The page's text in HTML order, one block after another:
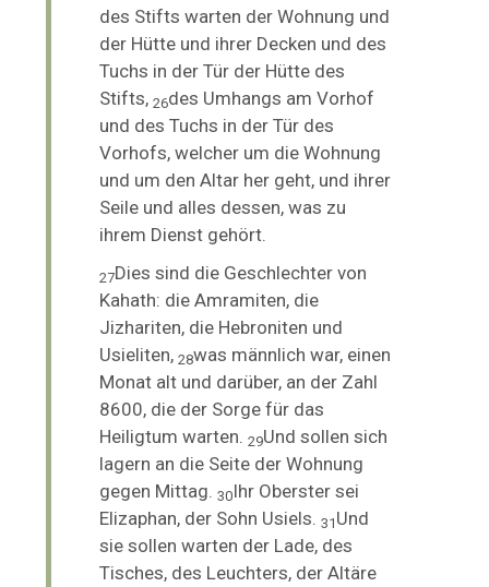
des Stifts warten der Wohnung und
der Hütte und ihrer Decken und des
Tuchs in der Tür der Hütte des
Stifts,26des Umhangs am Vorhof
und des Tuchs in der Tür des
Vorhofs, welcher um die Wohnung
und um den Altar her geht, und ihrer
Seile und alles dessen, was zu
ihrem Dienst gehört.
27Dies sind die Geschlechter von
Kahath: die Amramiten, die
Jizhariten, die Hebroniten und
Usieliten,28was männlich war, einen
Monat alt und darüber, an der Zahl
8600, die der Sorge für das
Heiligtum warten.29Und sollen sich
lagern an die Seite der Wohnung
gegen Mittag.30Ihr Oberster sei
Elizaphan, der Sohn Usiels. 31 Und
siesollen warten der Lade, des
Tisches, des Leuchters, der Altäre